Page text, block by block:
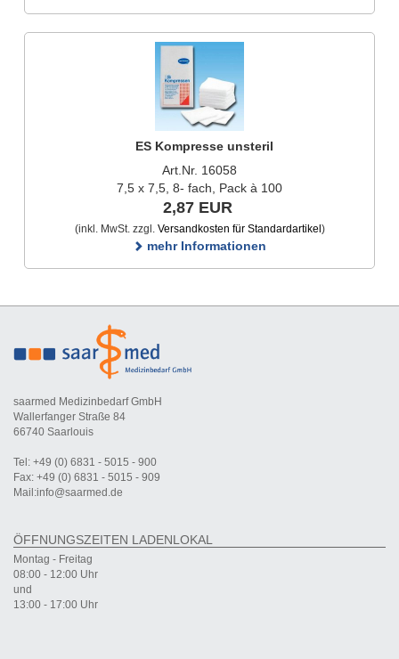
ES Kompresse unsteril
Art.Nr. 16058
7,5 x 7,5, 8- fach, Pack à 100
2,87 EUR
(inkl. MwSt. zzgl. Versandkosten für Standardartikel )
mehr Informationen
saarmed Medizinbedarf GmbH
Wallerfanger Straße 84
66740 Saarlouis
Tel: +49 (0) 6831 - 5015 - 900
Fax: +49 (0) 6831 - 5015 - 909
Mail:info@saarmed.de
ÖFFNUNGSZEITEN LADENLOKAL
Montag - Freitag
08:00 - 12:00 Uhr
und
13:00 - 17:00 Uhr